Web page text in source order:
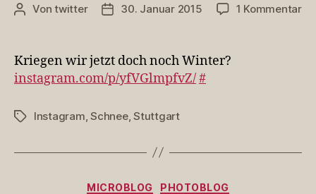
Beitragsautor
Vontwitter Veröffentlichungsdatum
30. Januar 2015 1 Kommentarzu
Kriegen wir jetzt doch noch Winter?
instagram.com/p/yfVGlmpfvZ/#
Schlagwörter
Instagram ,Schnee,Stuttgart
Kategorien
MICROBLOG PHOTOBLOG